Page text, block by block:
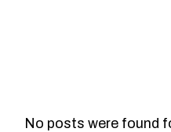
No posts were found